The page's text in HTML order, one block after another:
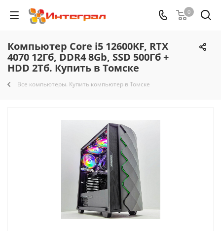
0
Компьютер Core i5 12600KF, RTX
4070 12Гб, DDR4 8Gb, SSD 500Гб +
HDD 2Тб. Купить в Томске
Все компьютеры. Купить компьютер в Томске